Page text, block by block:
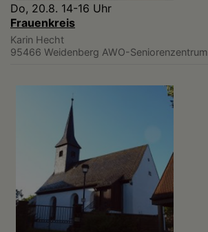
Do, 20.8. 14-16 Uhr
Frauenkreis
Karin Hecht
95466 Weidenberg AWO-Seniorenzentrum